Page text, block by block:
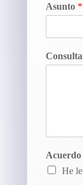
Asunto *
Consulta
Acuerdo
He